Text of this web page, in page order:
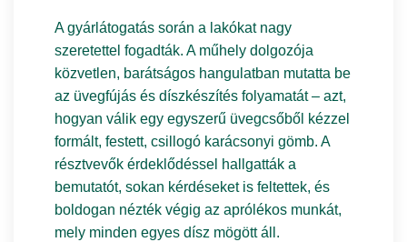
A gyárlátogatás során a lakókat nagy
szeretettel fogadták. A műhely dolgozója
közvetlen, barátságos hangulatban mutatta be
az üvegfújás és díszkészítés folyamatát – azt,
hogyan válik egy egyszerű üvegcsőből kézzel
formált, festett, csillogó karácsonyi gömb. A
résztvevők érdeklődéssel hallgatták a
bemutatót, sokan kérdéseket is feltettek, és
boldogan nézték végig az aprólékos munkát,
mely minden egyes dísz mögött áll.